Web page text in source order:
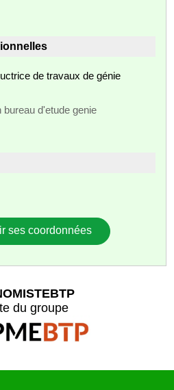
de travaux de génie
bureau d'etude genie
ses coordonnées
du groupe